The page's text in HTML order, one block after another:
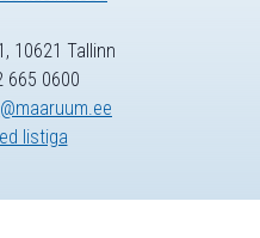
10621 Tallinn
665 0600
listiga